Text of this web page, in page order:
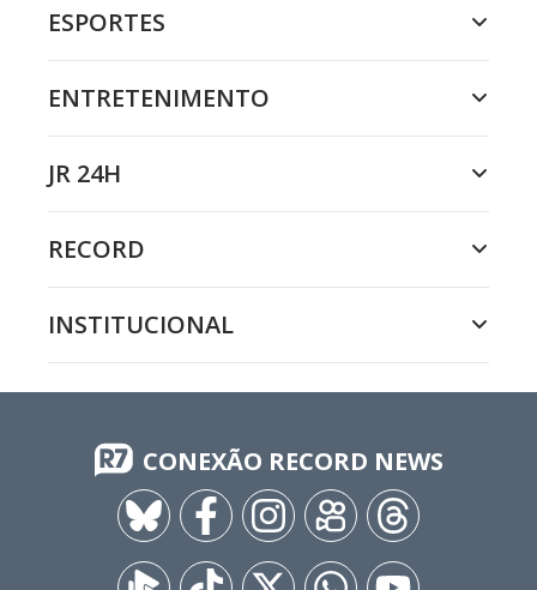
ESPORTES
ENTRETENIMENTO
JR 24H
RECORD
INSTITUCIONAL
CONEXÃO RECORD NEWS